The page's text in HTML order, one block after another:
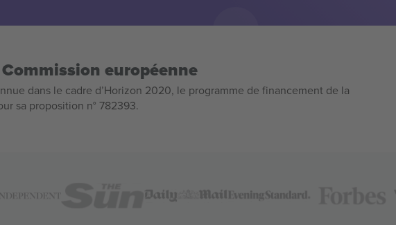
européenne
dans le cadre d’Horizon 2020, le programme de financement de la
sa proposition n° 782393.